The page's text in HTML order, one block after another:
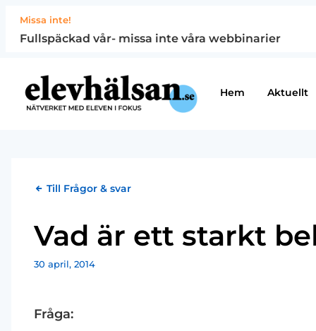
Missa inte!
Fullspäckad vår- missa inte våra webbinarier
Hem Aktuellt
Till Frågor & svar
Vad är ett starkt
30 april, 2014
Fråga: